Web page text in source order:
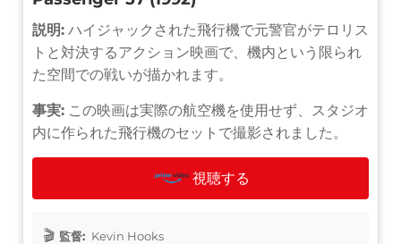
説明: ハイジャックされた飛行機で元警官がテロリス
トと対決するアクション映画で、機内という限られ
た空間での戦いが描かれます。
事実: この映画は実際の航空機を使用せず、スタジオ
内に作られた飛行機のセットで撮影されました。
視聴する
監督: Kevin Hooks